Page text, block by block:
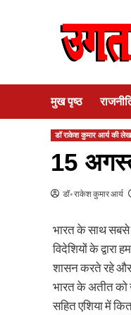
मुख पृष्ठ
डॉ राकेश कुमार आर्य की
15
डॉ॰ राकेश कुमार आर्य
भारत के साथ सबसे
विदेशियों के
शासन करते रहे और
भारत के अतीत को
सहित एशिया में